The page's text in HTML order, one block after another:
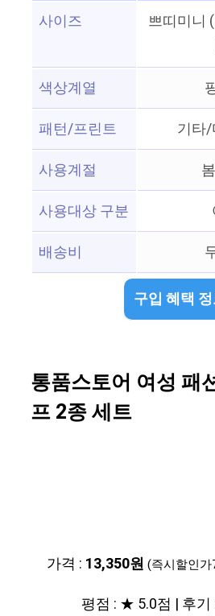
사이즈
쁘띠미니
색상계열
패턴/프린트
기타
사용계절
사용대상 구분
배송비
구입 혜택
통품스토어 여성 패
프 2종 세트
가격 : 13,350원 (즉시할인가
평점 : ★ 5.0점 | 후기